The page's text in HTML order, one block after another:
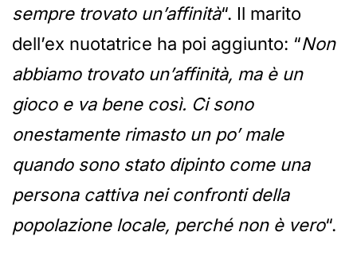
sempre trovato un’affinità“. Il marito
dell’ex nuotatrice ha poi aggiunto: “Non
abbiamo trovato un’affinità, ma è un
gioco e va bene così. Ci sono
onestamente rimasto un po’ male
quando sono stato dipinto come una
persona cattiva nei confronti della
popolazione locale, perché non è vero“.